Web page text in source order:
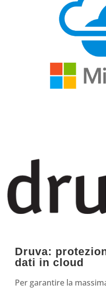
Druva:
dati in cloud
Per garantire la